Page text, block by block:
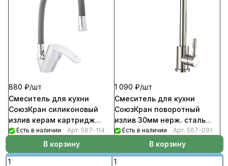
880 ₽/шт
Смеситель для кухни
СоюзКран силиконовый
излив керам картридж
35мм серый цинк SK01-C113
Есть в наличии Арт. 567-114
В корзину
1 090 ₽/шт
Смеситель для кухни
СоюзКран поворотный
излив 30мм нерж. сталь
керам.
Есть в наличии Арт. 567-091
В корзину